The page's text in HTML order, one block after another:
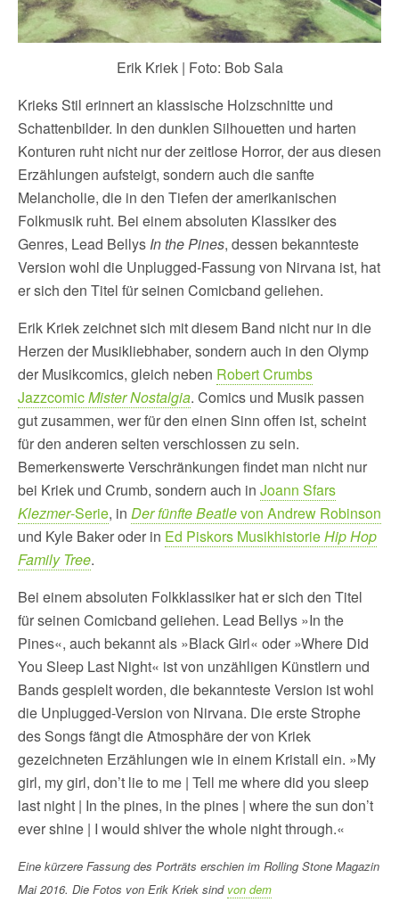
Erik Kriek | Foto: Bob Sala
Krieks Stil erinnert an klassische Holzschnitte und
Schattenbilder. In den dunklen Silhouetten und harten
Konturen ruht nicht nur der zeitlose Horror, der aus diesen
Erzählungen aufsteigt, sondern auch die sanfte
Melancholie, die in den Tiefen der amerikanischen
Folkmusik ruht. Bei einem absoluten Klassiker des
Genres, Lead Bellys In the Pines, dessen bekannteste
Version wohl die Unplugged-Fassung von Nirvana ist, hat
er sich den Titel für seinen Comicband geliehen.
Erik Kriek zeichnet sich mit diesem Band nicht nur in die
Herzen der Musikliebhaber, sondern auch in den Olymp
der Musikcomics, gleich neben Robert Crumbs
JazzcomicMister Nostalgia. Comics und Musik passen
gut zusammen, wer für den einen Sinn offen ist, scheint
für den anderen selten verschlossen zu sein.
Bemerkenswerte Verschränkungen findet man nicht nur
bei Kriek und Crumb, sondern auch in Joann Sfars
Klezmer-Serie, in Der fünfte Beatlevon Andrew Robinson
und Kyle Baker oder in Ed Piskors MusikhistorieHip Hop
Family Tree.
Bei einem absoluten Folkklassiker hat er sich den Titel
für seinen Comicband geliehen. Lead Bellys »In the
Pines«, auch bekannt als »Black Girl« oder »Where Did
You Sleep Last Night« ist von unzähligen Künstlern und
Bands gespielt worden, die bekannteste Version ist wohl
die Unplugged-Version von Nirvana. Die erste Strophe
des Songs fängt die Atmosphäre der von Kriek
gezeichneten Erzählungen wie in einem Kristall ein. »My
girl, my girl, don’t lie to me | Tell me where did you sleep
last night | In the pines, in the pines | where the sun don’t
ever shine | I would shiver the whole night through.«
Eine kürzere Fassung des Porträts erschien im Rolling Stone Magazin
Mai 2016. Die Fotos von Erik Kriek sind von dem